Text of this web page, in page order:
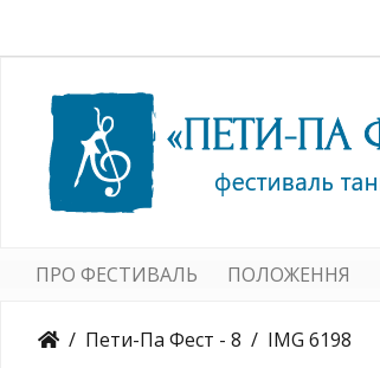
ПРО ФЕСТИВАЛЬ ПОЛОЖЕННЯ
Пети-Па Фест - 8 IMG 6198